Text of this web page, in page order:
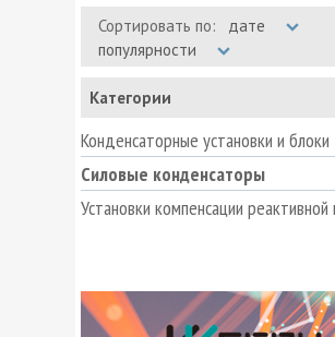
Сортировать по:
дате
популярности
Категории
Конденсаторные установки и блоки
Силовые конденсаторы
Установки компенсации